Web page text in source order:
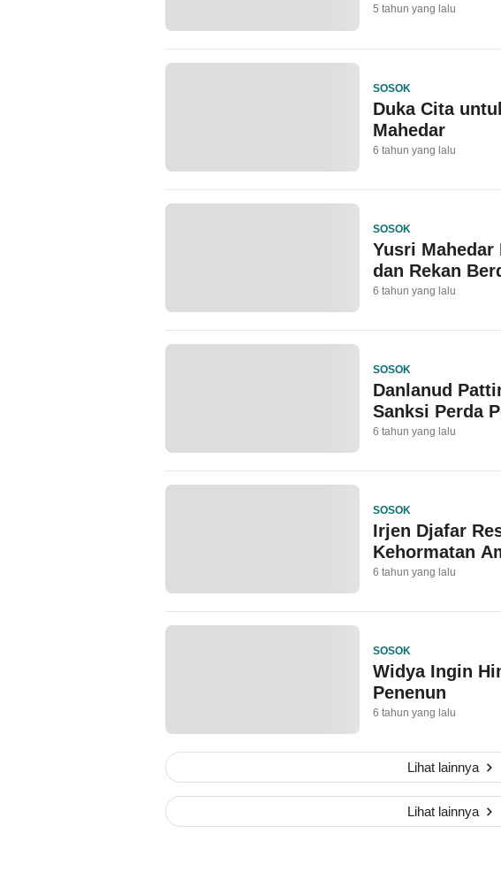
5 tahun yang lalu
SOSOK
Duka Cita
Mahedar
6 tahun yang lalu
SOSOK
Yusri
dan Rekan
6 tahun yang lalu
SOSOK
Danlanud
Sanksi Perda
6 tahun yang lalu
SOSOK
Irjen Djafar
Kehormatan
6 tahun yang lalu
SOSOK
Widya Ingin
Penenun
6 tahun yang lalu
Lihat lainnya
Lihat lainnya